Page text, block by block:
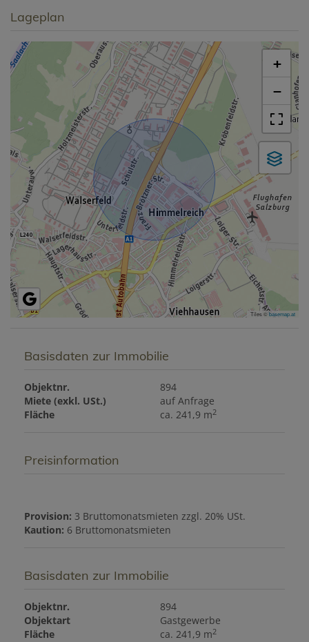
Lageplan
+
−
Tiles ©basemap.at
Basisdaten zur Immobilie
Objektnr.
894
Miete (exkl. USt.)
auf Anfrage
Fläche
ca. 241,9 m2
Preisinformation
Provision: 3 Bruttomonatsmieten zzgl. 20% USt.
Kaution: 6 Bruttomonatsmieten
Basisdaten zur Immobilie
Objektnr.
894
Objektart
Gastgewerbe
Fläche
ca. 241,9 m2